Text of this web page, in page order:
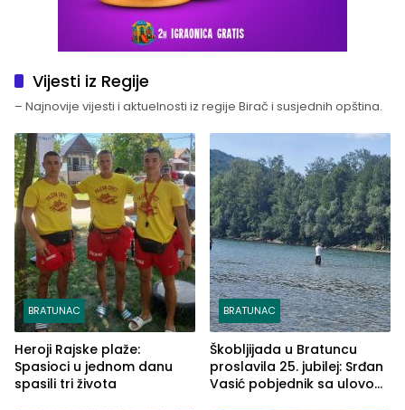
Vijesti iz Regije
– Najnovije vijesti i aktuelnosti iz regije Birač i susjednih opština.
BRATUNAC
Heroji Rajske plaže:
Spasioci u jednom danu
spasili tri života
BRATUNAC
Škobljijada u Bratuncu
proslavila 25. jubilej: Srđan
Vasić pobjednik sa ulovom